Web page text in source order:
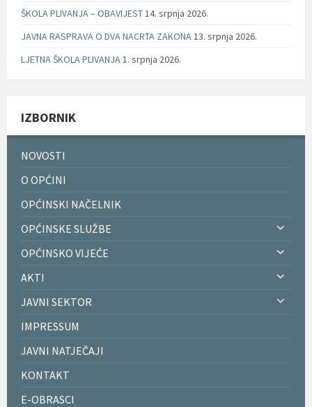
ŠKOLA PLIVANJA – OBAVIJEST14. srpnja 2026.
JAVNA RASPRAVA O DVA NACRTA ZAKONA13. srpnja 2026.
LJETNA ŠKOLA PLIVANJA1. srpnja 2026.
IZBORNIK
NOVOSTI
O OPĆINI
OPĆINSKI NAČELNIK
OPĆINSKE SLUŽBE
OPĆINSKO VIJEĆE
AKTI
JAVNI SEKTOR
IMPRESSUM
JAVNI NATJEČAJI
KONTAKT
E-OBRASCI